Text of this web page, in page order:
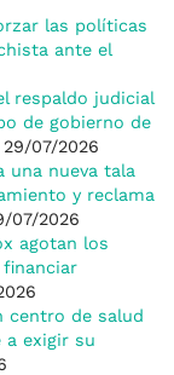
las políticas
ante el
respaldo judicial
de gobierno de
29/07/2026
una nueva tala
y reclama
07/2026
agotan los
financiar
centro de salud
a exigir su